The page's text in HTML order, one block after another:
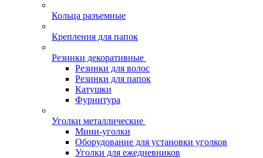
Кольца разъемные
Крепления для папок
Резинки декоративные
Резинки для волос
Резинки для папок
Катушки
Фурнитура
Уголки металлические
Мини-уголки
Оборудование для установки уголков
Уголки для ежедневников